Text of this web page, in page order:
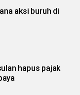
aksi buruh di
hapus pajak